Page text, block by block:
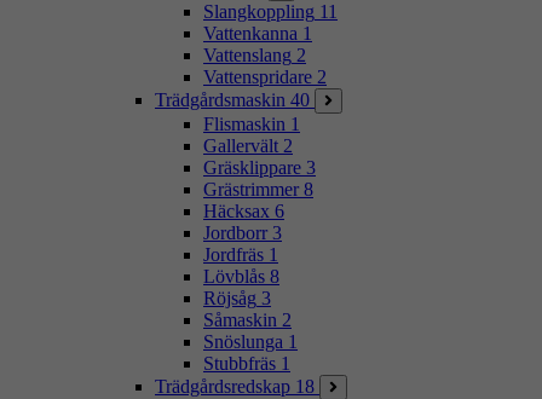
Slangkoppling 11
Vattenkanna 1
Vattenslang 2
Vattenspridare 2
Trädgårdsmaskin 40
Flismaskin 1
Gallervält 2
Gräsklippare 3
Grästrimmer 8
Häcksax 6
Jordborr 3
Jordfräs 1
Lövblås 8
Röjsåg 3
Såmaskin 2
Snöslunga 1
Stubbfräs 1
Trädgårdsredskap 18